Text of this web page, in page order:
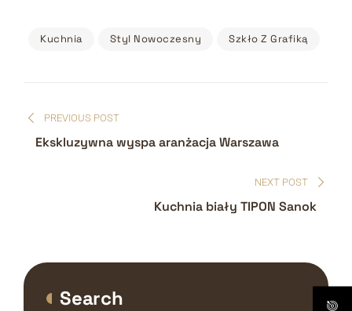
Kuchnia Styl Nowoczesny Szkło Z Grafiką
wpisu
PREVIOUS POST
Ekskluzywna wyspa aranżacja Warszawa
NEXT POST
Kuchnia biały TIPON Sanok
Search